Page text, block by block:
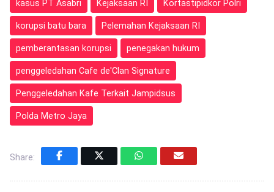
kasus PT Asabri Kejaksaan RI Kortastipidkor Polri
korupsi batu bara Pelemahan Kejaksaan RI
pemberantasan korupsi penegakan hukum
penggeledahan Cafe de'Clan Signature
Penggeledahan Kafe Terkait Jampidsus
Polda Metro Jaya
Share: